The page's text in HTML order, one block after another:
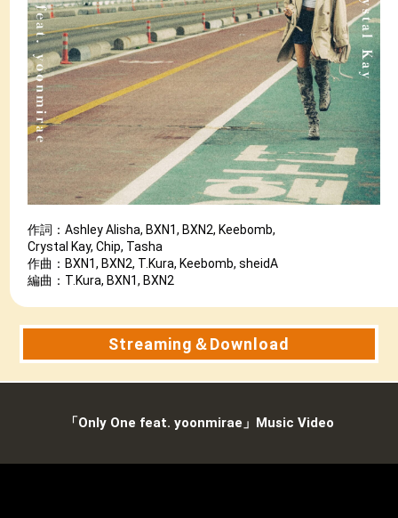
作詞：Ashley Alisha, BXN1, BXN2, Keebomb,
Crystal Kay, Chip, Tasha
作曲：BXN1, BXN2, T.Kura, Keebomb, sheidA
編曲：T.Kura, BXN1, BXN2
Streaming＆Download
Streaming＆Download
「Only One feat. yoonmirae」Music Video